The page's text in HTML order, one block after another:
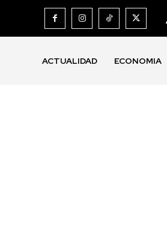
ACTUALIDAD ECONOMIA